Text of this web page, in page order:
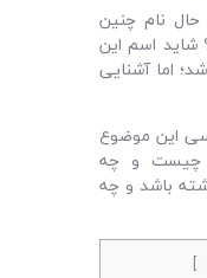
به حال نام چنین
شاید اسم این
اما آشنایی
این موضوع
15 دقیقه چیست و چه
باشد و چه
]